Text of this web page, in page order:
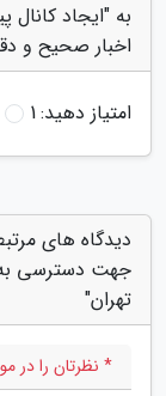
به "ایجاد
اخبار صحیح و
امتیاز دهید:1
دیدگاه های
جهت دسترسی
تهران"
* نظرتان را در